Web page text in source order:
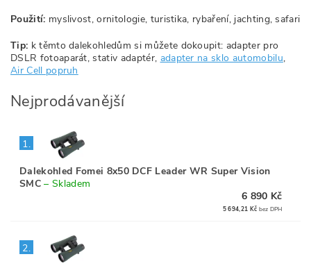
Použití: myslivost, ornitologie, turistika, rybaření, jachting, safari
Tip: k těmto dalekohledům si můžete dokoupit: adapter pro
DSLR fotoaparát, stativ adaptér, adapter na sklo automobilu,
Air Cell popruh
Nejprodávanější
1.
Dalekohled Fomei 8x50 DCF Leader WR Super Vision
SMC–Skladem
6 890 Kč
5 694,21 Kč bez DPH
2.